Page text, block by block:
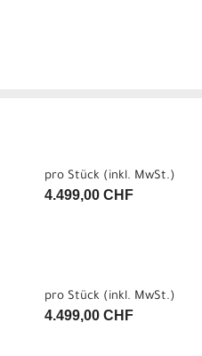
pro Stück (inkl. MwSt.)
4.499,00 CHF
pro Stück (inkl. MwSt.)
4.499,00 CHF